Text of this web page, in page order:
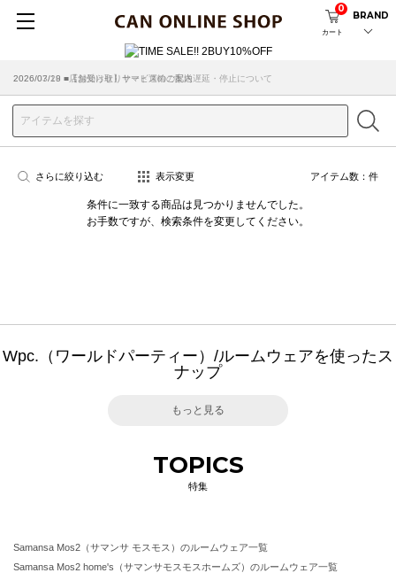
カート
0
BRAND
2026/07/29 ■【お知らせ】ヤマト運輸の配送遅延・停止について
2026/03/18 ■店舗受け取りサービスのご案内
さらに絞り込む 表示変更 アイテム数： 件
条件に一致する商品は見つかりませんでした。
お手数ですが、検索条件を変更してください。
Wpc.（ワールドパーティー）/ルームウェアを使ったス
ナップ
もっと見る
TOPICS
特集
Samansa Mos2（サマンサ モスモス）のルームウェア一覧
Samansa Mos2 home's（サマンサモスモスホームズ）のルームウェア一覧